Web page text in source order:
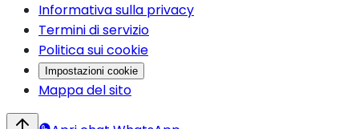
Informativa sulla privacy
Termini di servizio
Politica sui cookie
Impostazioni cookie
Mappa del sito